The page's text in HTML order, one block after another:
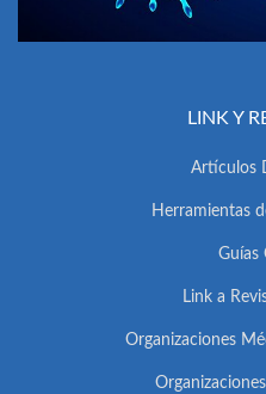
LINK Y
Artículos
Herramientas
Guías
Link a
Organizaciones